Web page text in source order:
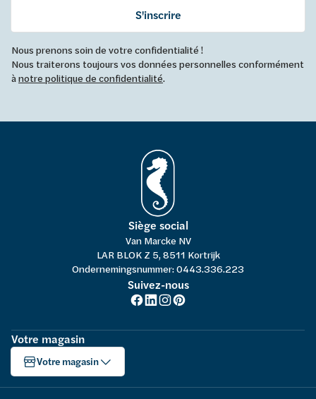
S'inscrire
Nous prenons soin de votre confidentialité !
Nous traiterons toujours vos données personnelles conformément
ànotre politique de confidentialité.
Siège social
Van Marcke NV
LAR BLOK Z 5, 8511 Kortrijk
Ondernemingsnummer: 0443.336.223
Suivez-nous
Votre magasin
Votre magasin